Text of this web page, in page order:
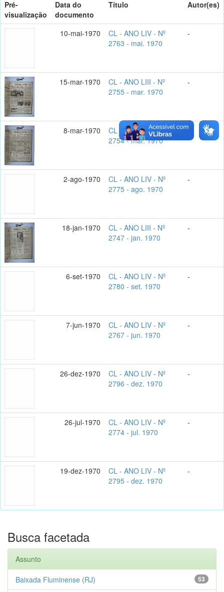
Pré-
visualização
Data do
documento
Título Autor(es)
10-mai-1970
CL - ANO LIV - Nº
2763 - mai. 1970
-
15-mar-1970
CL - ANO LIII - Nº
2755 - mar. 1970
-
8-mar-1970
CL - ANO LIII - Nº
2754 - mar. 1970
-
2-ago-1970
CL - ANO LIV - Nº
2775 - ago. 1970
-
18-jan-1970
CL - ANO LIII - Nº
2747 - jan. 1970
-
6-set-1970
CL - ANO LIV - Nº
2780 - set. 1970
-
7-jun-1970
CL - ANO LIV - Nº
2767 - jun. 1970
-
26-dez-1970
CL - ANO LIV - Nº
2796 - dez. 1970
-
26-jul-1970
CL - ANO LIV - Nº
2774 - jul. 1970
-
19-dez-1970
CL - ANO LIV - Nº
2795 - dez. 1970
-
Busca facetada
Assunto
53
Baixada Fluminense (RJ)